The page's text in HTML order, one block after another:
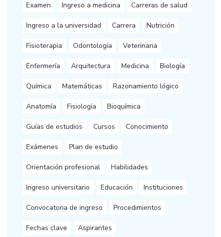
Examen Ingreso a medicina Carreras de salud
Ingreso a la universidad Carrera Nutrición
Fisioterapia Odontología Veterinaria
Enfermería Arquitectura Medicina Biología
Química Matemáticas Razonamiento lógico
Anatomía Fisiología Bioquímica
Guías de estudios Cursos Conocimiento
Exámenes Plan de estudio
Orientación profesional Habilidades
Ingreso universitario Educación Instituciones
Convocatoria de ingreso Procedimientos
Fechas clave Aspirantes